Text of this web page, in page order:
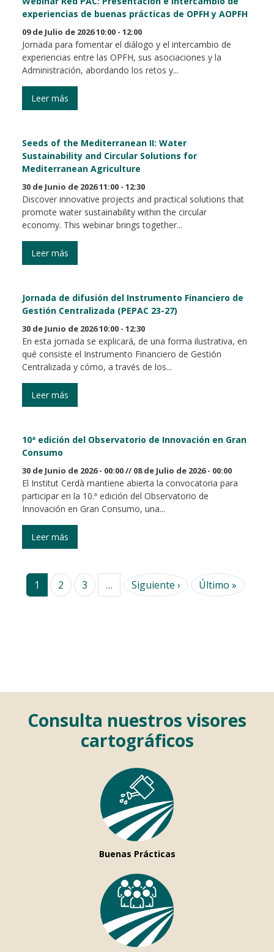
experiencias de buenas prácticas de OPFH y AOPFH
09 de Julio de 2026 10:00 - 12:00
Jornada para fomentar el diálogo y el intercambio de
experiencias entre las OPFH, sus asociaciones y la
Administración, abordando los retos y...
Leer más
Seeds of the Mediterranean II: Water
Sustainability and Circular Solutions for
Mediterranean Agriculture
30 de Junio de 2026 11:00 - 12:30
Discover innovative projects and practical solutions that
promote water sustainability within the circular
economy. This webinar brings together...
Leer más
Jornada de difusión del Instrumento Financiero de
Gestión Centralizada (PEPAC 23-27)
30 de Junio de 2026 10:00 - 12:30
En esta jornada se explicará, de una forma ilustrativa, en
qué consiste el Instrumento Financiero de Gestión
Centralizada y cómo, a través de los...
Leer más
10ª edición del Observatorio de Innovación en Gran
Consumo
30 de Junio de 2026 - 00:00//08 de Julio de 2026 - 00:00
El Institut Cerdà mantiene abierta la convocatoria para
participar en la 10.ª edición del Observatorio de
Innovación en Gran Consumo, una...
Leer más
1 2 3 … Siguiente › Siguiente página
Último » Última
Consulta nuestros visores
cartográficos
Buenas Prácticas